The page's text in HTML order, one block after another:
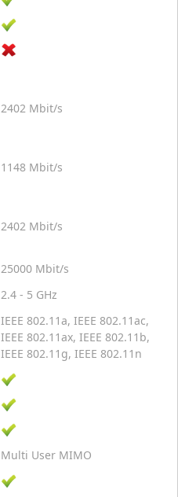
2402 Mbit/s
1148 Mbit/s
2402 Mbit/s
25000 Mbit/s
2.4 - 5 GHz
IEEE 802.11a, IEEE 802.11ac,
IEEE 802.11ax, IEEE 802.11b,
IEEE 802.11g, IEEE 802.11n
Multi User MIMO